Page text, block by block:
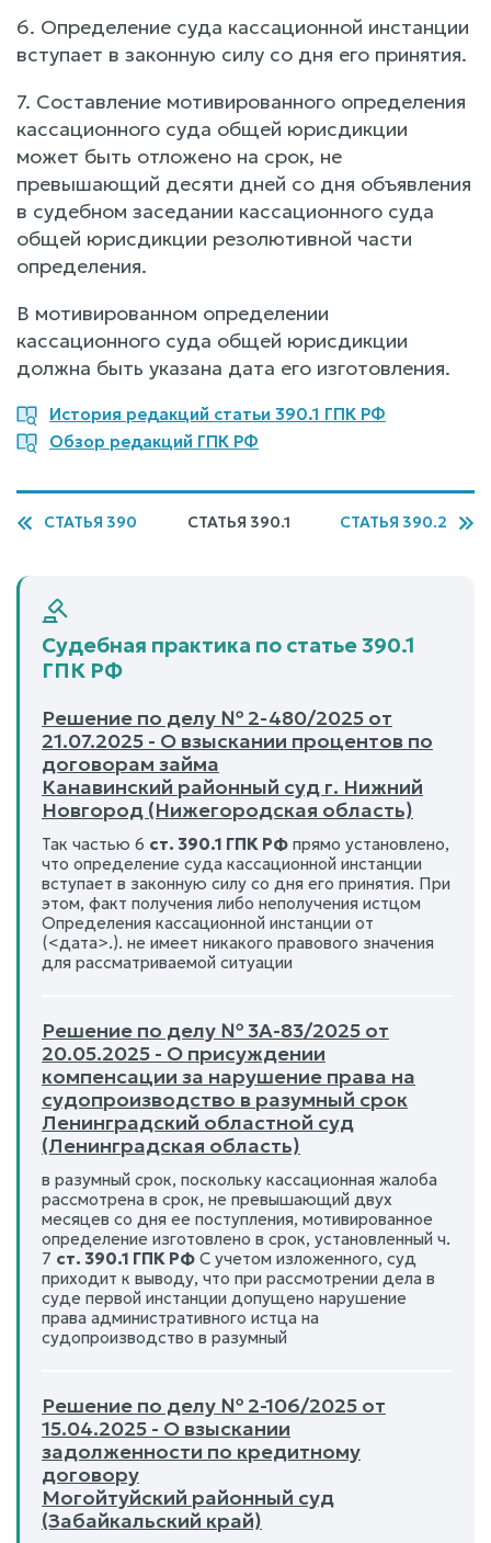
6. Определение суда кассационной инстанции
вступает в законную силу со дня его принятия.
7. Составление мотивированного определения
кассационного суда общей юрисдикции
может быть отложено на срок, не
превышающий десяти дней со дня объявления
в судебном заседании кассационного суда
общей юрисдикции резолютивной части
определения.
В мотивированном определении
кассационного суда общей юрисдикции
должна быть указана дата его изготовления.
История редакций статьи 390.1 ГПК РФ
Обзор редакций ГПК РФ
СТАТЬЯ 390 СТАТЬЯ 390.1 СТАТЬЯ 390.2
Судебная практика по статье 390.1
ГПК РФ
Решение по делу № 2-480/2025 от
21.07.2025 - О взыскании процентов по
договорам займа
Канавинский районный суд г. Нижний
Новгород (Нижегородская область)
Так частью 6 ст. 390.1 ГПК РФ прямо установлено,
что определение суда кассационной инстанции
вступает в законную силу со дня его принятия. При
этом, факт получения либо неполучения истцом
Определения кассационной инстанции от
(<дата>.). не имеет никакого правового значения
для рассматриваемой ситуации
Решение по делу № 3А-83/2025 от
20.05.2025 - О присуждении
компенсации за нарушение права на
судопроизводство в разумный срок
Ленинградский областной суд
(Ленинградская область)
в разумный срок, поскольку кассационная жалоба
рассмотрена в срок, не превышающий двух
месяцев со дня ее поступления, мотивированное
определение изготовлено в срок, установленный ч.
7 ст. 390.1 ГПК РФ С учетом изложенного, суд
приходит к выводу, что при рассмотрении дела в
суде первой инстанции допущено нарушение
права административного истца на
судопроизводство в разумный
Решение по делу № 2-106/2025 от
15.04.2025 - О взыскании
задолженности по кредитному
договору
Могойтуйский районный суд
(Забайкальский край)